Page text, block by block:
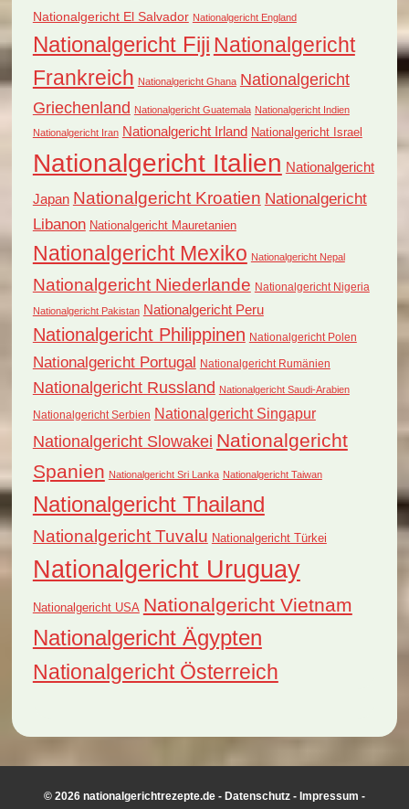
Nationalgericht El Salvador Nationalgericht England
Nationalgericht Fiji Nationalgericht
Frankreich Nationalgericht Ghana Nationalgericht
Griechenland Nationalgericht Guatemala Nationalgericht Indien
Nationalgericht Iran Nationalgericht Irland Nationalgericht Israel
Nationalgericht Italien Nationalgericht
Japan Nationalgericht Kroatien Nationalgericht
Libanon Nationalgericht Mauretanien
Nationalgericht Mexiko Nationalgericht Nepal
Nationalgericht Niederlande Nationalgericht Nigeria
Nationalgericht Pakistan Nationalgericht Peru
Nationalgericht Philippinen Nationalgericht Polen
Nationalgericht Portugal Nationalgericht Rumänien
Nationalgericht Russland Nationalgericht Saudi-Arabien
Nationalgericht Serbien Nationalgericht Singapur
Nationalgericht Slowakei Nationalgericht
Spanien Nationalgericht Sri Lanka Nationalgericht Taiwan
Nationalgericht Thailand
Nationalgericht Tuvalu Nationalgericht Türkei
Nationalgericht Uruguay
Nationalgericht USA Nationalgericht Vietnam
Nationalgericht Ägypten
Nationalgericht Österreich
© 2026 nationalgerichtrezepte.de - Datenschutz - Impressum -